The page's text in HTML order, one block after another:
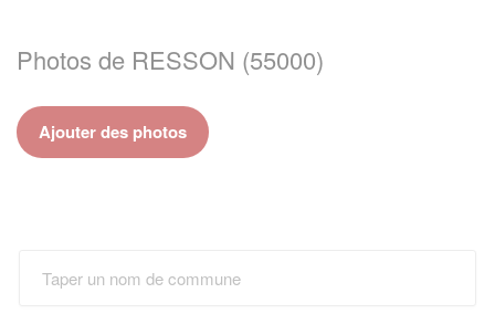
Photos de RESSON (55000)
Ajouter des photos